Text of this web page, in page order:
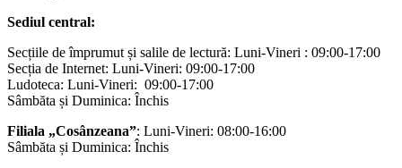
Sediul central:
Secțiile de împrumut și salile de lectură: Luni-Vineri : 09:00-17:00
Secția de Internet: Luni-Vineri: 09:00-17:00
Ludoteca: Luni-Vineri: 09:00-17:00
Sâmbăta și Duminica: Închis
Filiala „Cosânzeana”: Luni-Vineri: 08:00-16:00
Sâmbăta și Duminica: Închis